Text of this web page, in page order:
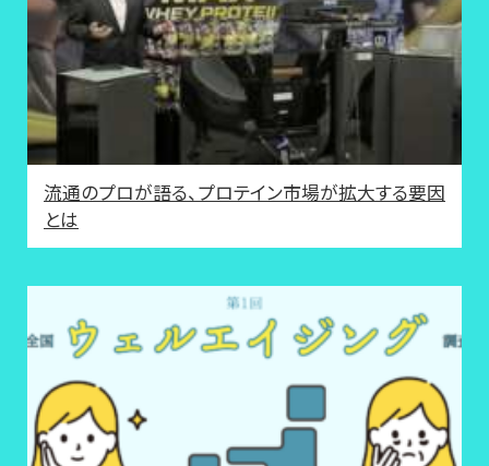
流通のプロが語る、プロテイン市場が拡大する要因
とは